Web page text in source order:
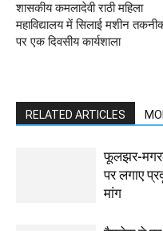
शासकीय कमलादेवी राठी महिला
महाविद्यालय में सिलाई मशीन
पर एक दिवसीय कार्यशाला
RELATED ARTICLES
फूलझर-
पर लगाए
मांग